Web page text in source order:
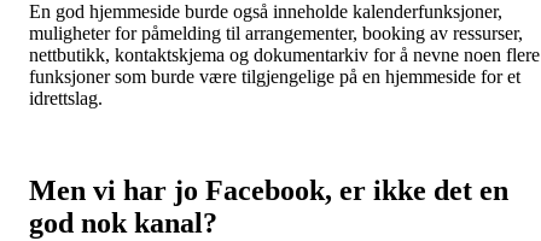
En god hjemmeside burde også inneholde kalenderfunksjoner,
muligheter for påmelding til arrangementer, booking av ressurser,
nettbutikk, kontaktskjema og dokumentarkiv for å nevne noen flere
funksjoner som burde være tilgjengelige på en hjemmeside for et
idrettslag.
Men vi har jo Facebook, er ikke det en
god nok kanal?